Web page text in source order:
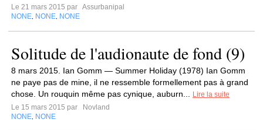
Le 21 mars 2015 par Assurbanipal
NONE NONE NONE
Solitude de l'audionaute de fond (9)
8 mars 2015. Ian Gomm — Summer Holiday (1978) Ian Gomm
ne paye pas de mine, il ne ressemble formellement pas à grand
chose. Un rouquin même pas cynique, auburn...
Lire la suite
Le 15 mars 2015 par
Novland
NONE NONE